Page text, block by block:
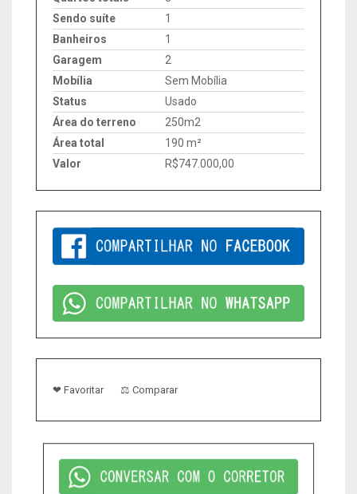
Sendo suíte
1
Banheiros
1
Garagem
2
Mobília
Sem Mobília
Status
Usado
Área do terreno
250m2
Área total
190 m²
Valor
R$747.000,00
❤ Favoritar ⚖ Comparar